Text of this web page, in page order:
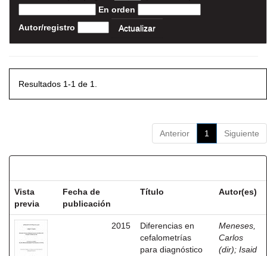
En orden
Autor/registro
Resultados 1-1 de 1.
Anterior 1 Siguiente
Vista
previa
Fecha de
publicación
Título Autor(es)
2015
Diferencias en
cefalometrías
para diagnóstico
Meneses,
Carlos
(dir); Isaid